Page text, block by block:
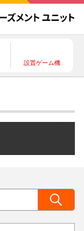
設置ゲーム機